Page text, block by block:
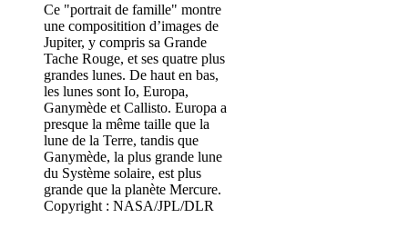
Ce "portrait de famille" montre
une compositition d’images de
Jupiter, y compris sa Grande
Tache Rouge, et ses quatre plus
grandes lunes. De haut en bas,
les lunes sont Io, Europa,
Ganymède et Callisto. Europa a
presque la même taille que la
lune de la Terre, tandis que
Ganymède, la plus grande lune
du Système solaire, est plus
grande que la planète Mercure.
Copyright : NASA/JPL/DLR